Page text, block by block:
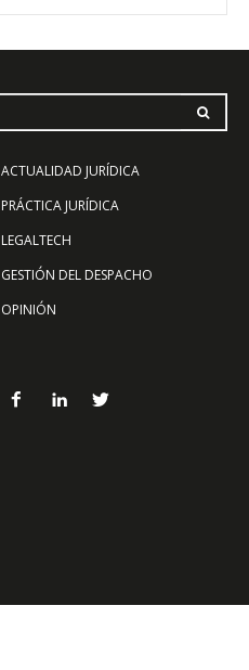
ACTUALIDAD JURÍDICA
PRÁCTICA JURÍDICA
LEGALTECH
GESTIÓN DEL DESPACHO
OPINIÓN